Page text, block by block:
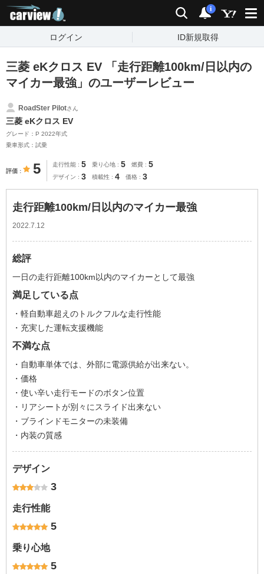
検索 通知
i
ログイン ID新規取得
三菱 eKクロス EV 「走行距離100km/日以内の
マイカー最強」のユーザーレビュー
RoadSter Pilotさん
三菱 eKクロス EV
グレード：P 2022年式
乗車形式：試乗
評価 5 走行性能 5 乗り心地 5 燃費 5
デザイン 3 積載性 4 価格 3
走行距離100km/日以内のマイカー最強
2022.7.12
総評
一日の走行距離100km以内のマイカーとして最強
満足している点
・軽自動車超えのトルクフルな走行性能
・充実した運転支援機能
不満な点
・自動車単体では、外部に電源供給が出来ない。
・価格
・使い辛い走行モードのボタン位置
・リアシートが別々にスライド出来ない
・ブラインドモニターの未装備
・内装の質感
デザイン
3
走行性能
5
乗り心地
5